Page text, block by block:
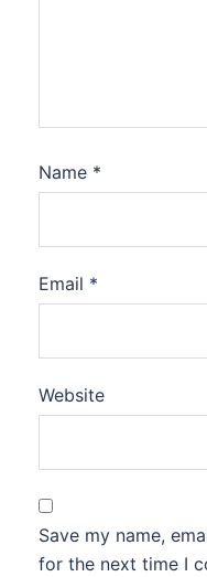
Name *
Email *
Website
Save my name,
for the next time I